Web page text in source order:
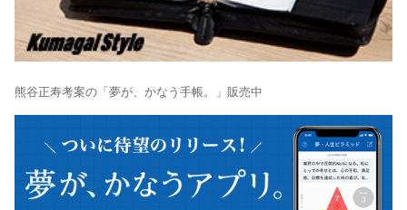
熊谷正寿考案の「夢が、かなう手帳。」販売中